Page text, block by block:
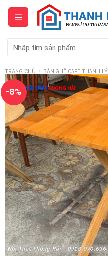
Skip
content
kiếm:
TRANG CHỦ / BÀN GHẾ CAFE THANH LÝ
-8%